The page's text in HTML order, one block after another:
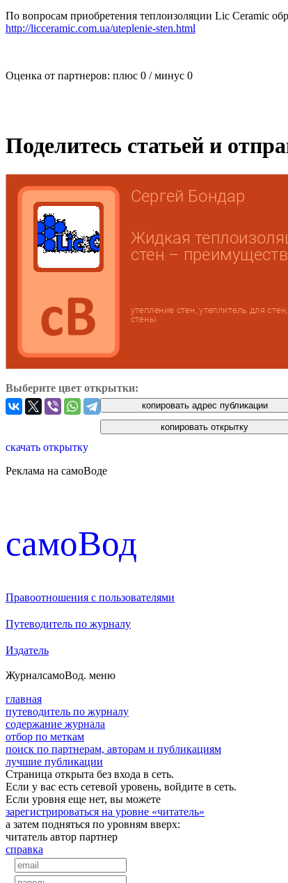
По вопросам приобретения теплоизоляции Lic Ceramic
http://licceramic.com.ua/uteplenie-sten.html
Оценка от партнеров: плюс 0 / минус 0
Поделитесь статьей и
Выберите цвет открытки:
скачать открытку
Реклама на самоВоде
cамоВод
Правоотношения с пользователями
Путеводитель по журналу
Издатель
ЖурналсамоВод. меню
главная
путеводитель по журналу
содержание журнала
отбор по меткам
поиск по партнерам, авторам и публикациям
лучшие публикации
Страница открыта без входа в сеть.
Если у вас есть сетевой уровень, войдите в сеть.
Если уровня еще нет, вы можете
зарегистрироваться на уровне «читатель»
а затем подняться по уровням вверх:
читатель автор партнер
справка